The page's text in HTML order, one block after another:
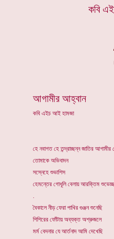
কবি
আগামীর আহ্বান
কবি এইচ আই হামজা
হে নবাগত হে তন্দ্রাচ্ছন্ন জাতির
তোমাকে অভিবাদন
সস্নেহে শুভাশিস
হেমন্তের গোধূলি বেলায় আরক্তিম
.
বৈকালে নীড় ফেরা পাখির গুঞ্জন শুনেছি
শিশিরের ফোঁটায় অব্যক্ত অশ্রুজলে
মর্ম বেদনার যে আর্তনাদ আমি দেখেছি